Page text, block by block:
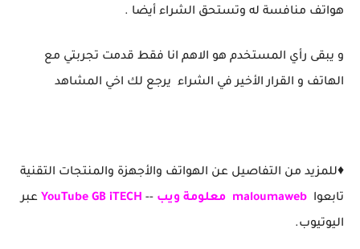
هواتف منافسة له وتستحق الشراء أيضا .
و يبقى رأي المستخدم هو الاهم انا فقط قدمت تجربتي مع
الهاتف و القرار الأخير في الشراء يرجع لك اخي المشاهد
♦️للمزيد من التفاصيل عن الهواتف والأجهزة والمنتجات التقنية
تابعوا maloumaweb معلومة ويب --
YouTube GB iTECH عبر
اليوتيوب.